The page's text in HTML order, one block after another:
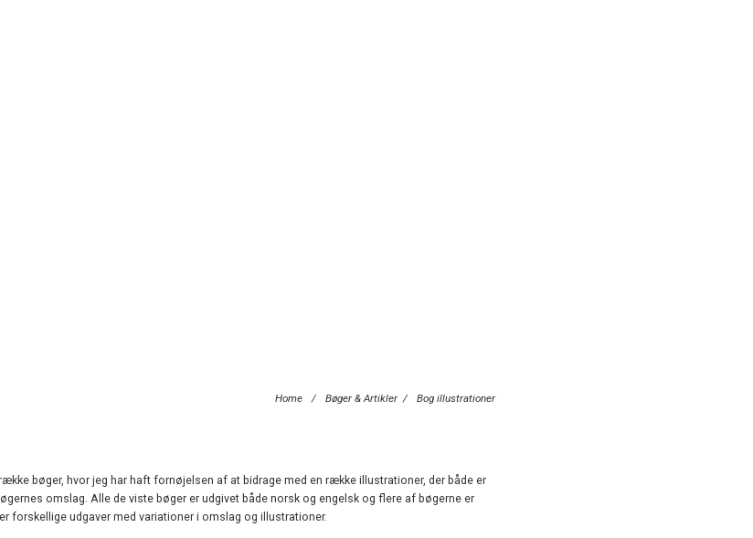
Home / Bøger & Artikler / Bog illustrationer
bøger, hvor jeg har haft fornøjelsen af at bidrage med en række illustrationer, der både er
omslag. Alle de viste bøger er udgivet både norsk og engelsk og flere af bøgerne er
forskellige udgaver med variationer i omslag og illustrationer.